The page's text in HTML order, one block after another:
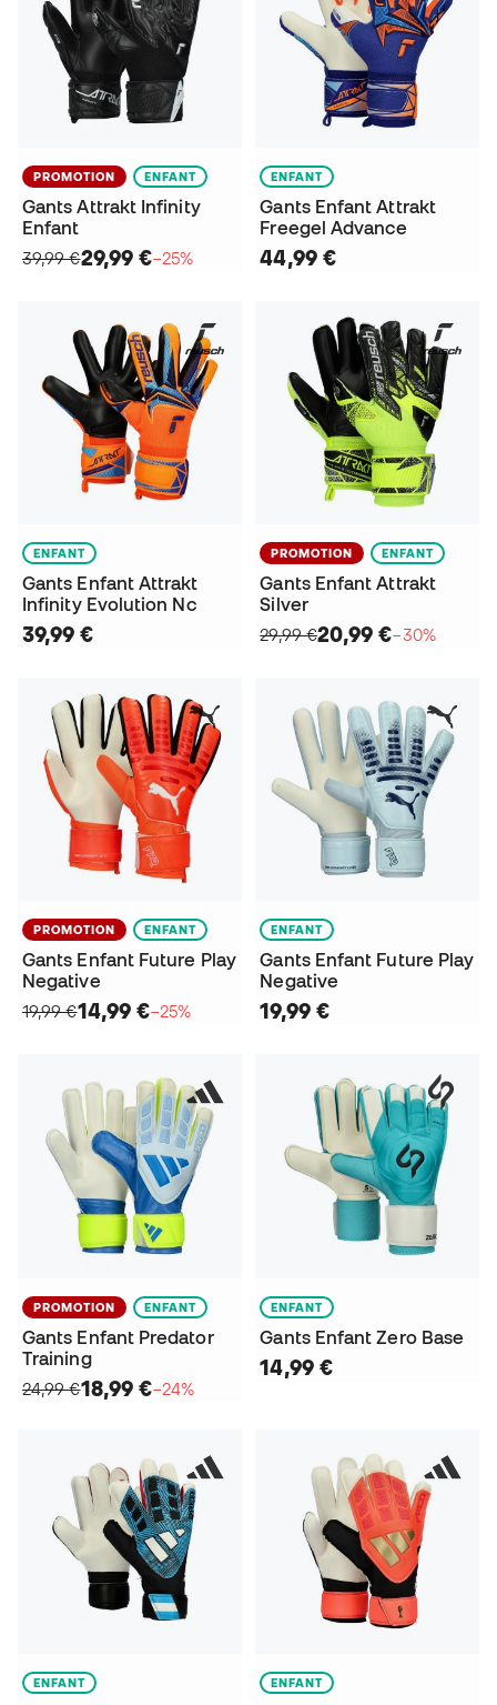
PROMOTION ENFANT
Gants Attrakt Infinity
Enfant
39,99 €29,99 €−25%
ENFANT
Gants Enfant Attrakt
Freegel Advance
44,99 €
ENFANT
Gants Enfant Attrakt
Infinity Evolution Nc
39,99 €
PROMOTION ENFANT
Gants Enfant Attrakt
Silver
29,99 €20,99 €−30%
PROMOTION ENFANT
Gants Enfant Future Play
Negative
19,99 €14,99 €−25%
ENFANT
Gants Enfant Future Play
Negative
19,99 €
PROMOTION ENFANT
Gants Enfant Predator
Training
24,99 €18,99 €−24%
ENFANT
Gants Enfant Zero Base
14,99 €
ENFANT ENFANT